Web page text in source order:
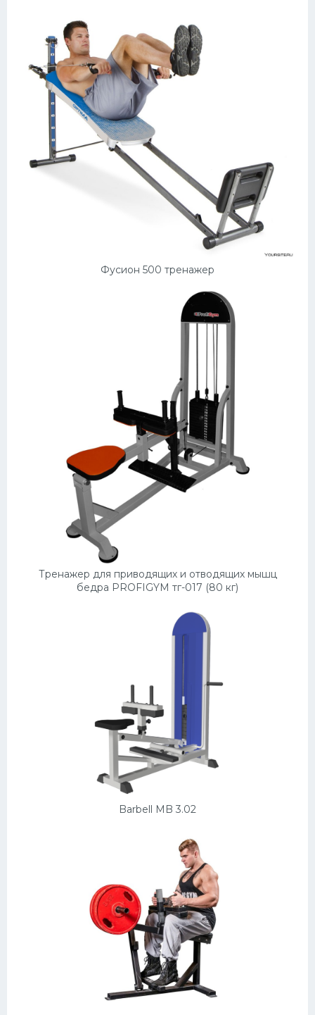
Фусион 500 тренажер
Тренажер для приводящих и отводящих мышц
бедра PROFIGYM тг-017 (80 кг)
Barbell MB 3.02